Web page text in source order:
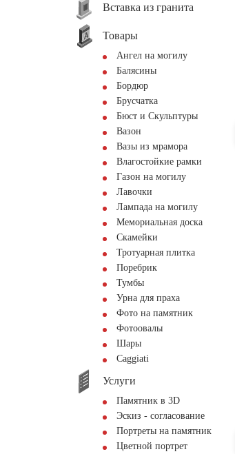
Вставка из гранита
Товары
Ангел на могилу
Балясины
Бордюр
Брусчатка
Бюст и Скульптуры
Вазон
Вазы из мрамора
Влагостойкие рамки
Газон на могилу
Лавочки
Лампада на могилу
Мемориальная доска
Скамейки
Тротуарная плитка
Поребрик
Тумбы
Урна для праха
Фото на памятник
Фотоовалы
Шары
Сaggiati
Услуги
Памятник в 3D
Эскиз - согласование
Портреты на памятник
Цветной портрет